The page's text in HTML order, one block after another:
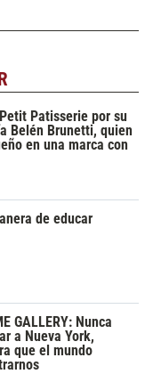
Patisserie por su
Belén Brunetti, quien
en una marca con
de educar
GALLERY: Nunca
a Nueva York,
que el mundo